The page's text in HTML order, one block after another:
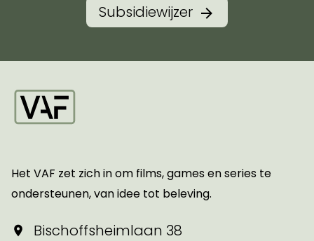
Subsidiewijzer
Het VAF zet zich in om films, games en series te
ondersteunen, van idee tot beleving.
Bischoffsheimlaan 38